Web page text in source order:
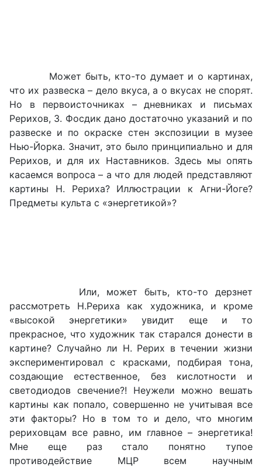
Может быть, кто-то думает и о картинах,
что их развеска – дело вкуса, а о вкусах не спорят.
Но в первоисточниках – дневниках и письмах
Рерихов, З. Фосдик дано достаточно указаний и по
развеске и по окраске стен экспозиции в музее
Нью-Йорка. Значит, это было принципиально и для
Рерихов, и для их Наставников. Здесь мы опять
касаемся вопроса – а что для людей представляют
картины Н. Рериха? Иллюстрации к Агни-Йоге?
Предметы культа с «энергетикой»?
Или, может быть, кто-то дерзнет
рассмотреть Н.Рериха как художника, и кроме
«высокой энергетики» увидит еще и то
прекрасное, что художник так старался донести в
картине? Случайно ли Н. Рерих в течении жизни
экспериментировал с красками, подбирая тона,
создающие естественное, без кислотности и
светодиодов свечение?! Неужели можно вешать
картины как попало, совершенно не учитывая все
эти факторы? Но в том то и дело, что многим
рериховцам все равно, им главное – энергетика!
Мне еще раз стало понятно тупое
противодействие МЦР всем научным